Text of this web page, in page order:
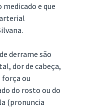
e que
derrame são
dor de cabeça,
força ou
do rosto ou do
(pronuncia